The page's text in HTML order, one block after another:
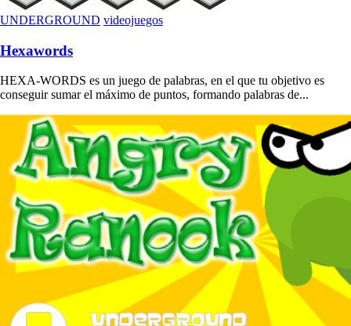
UNDERGROUND videojuegos
Hexawords
HEXA-WORDS es un juego de palabras, en el que tu objetivo es
conseguir sumar el máximo de puntos, formando palabras de...